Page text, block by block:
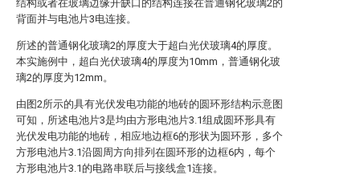
结构或者在玻璃边缘开缺口的结构连接在普通钢化玻璃2的
背面并与电池片3电连接。
所述的普通钢化玻璃2的厚度大于超白光伏玻璃4的厚度。
本实施例中，超白光伏玻璃4的厚度为10mm，普通钢化玻
璃2的厚度为12mm。
由图2所示的具有光伏发电功能的地砖的圆环形结构示意图
可知，所述电池片3是均由方形电池片3.1组成圆环形具有
光伏发电功能的地砖，相应地边框6的形状为圆环形，多个
方形电池片3.1沿圆周方向排列在圆环形的边框6内，每个
方形电池片3.1的电路串联后与接线盒1连接。